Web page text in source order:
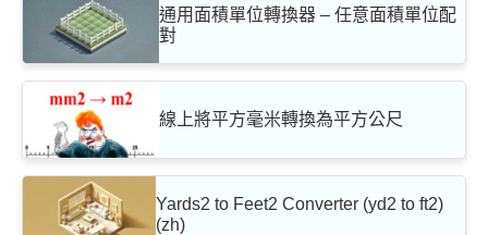
通用面積單位轉換器 – 任意面積單位配
對
線上將平方毫米轉換為平方公尺
Yards2 to Feet2 Converter (yd2 to ft2)
(zh)